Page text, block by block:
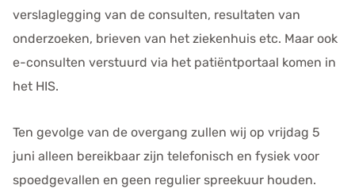
verslaglegging van de consulten, resultaten van
onderzoeken, brieven van het ziekenhuis etc. Maar ook
e-consulten verstuurd via het patiëntportaal komen in
het HIS.
Ten gevolge van de overgang zullen wij op vrijdag 5
juni alleen bereikbaar zijn telefonisch en fysiek voor
spoedgevallen en geen regulier spreekuur houden.